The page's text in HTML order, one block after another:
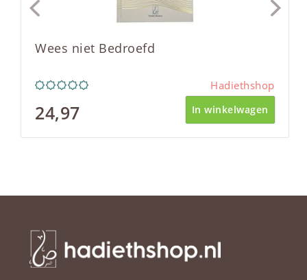
Wees niet Bedroefd
Hadiethshop
24,97 In winkelwagen